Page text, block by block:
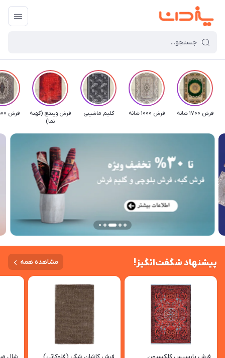
فرش 1700 شانه فرش 1000 شانه گلیم ماشینی
فرش وینتج (کهنه
نما)
فرش 500 شانه
پیشنهاد شگفت‌انگیز! مشاهده همه